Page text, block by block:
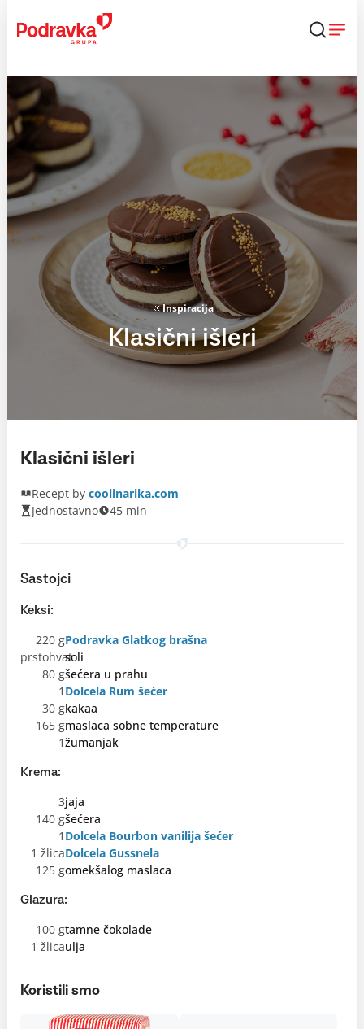
content
Inspiracija
Klasični išleri
Klasični išleri
Recept by coolinarika.com
Jednostavno
45 min
Sastojci
Keksi:
220 gPodravka Glatkog brašna
prstohvatsoli
80 gšećera u prahu
1 Dolcela Rum šećer
30 gkakaa
165 gmaslaca sobne temperature
1žumanjak
Krema:
3jaja
140 gšećera
1 Dolcela Bourbon vanilija šećer
1 žlicaDolcela Gussnela
125 gomekšalog maslaca
Glazura:
100 gtamne čokolade
1 žlicaulja
Koristili smo